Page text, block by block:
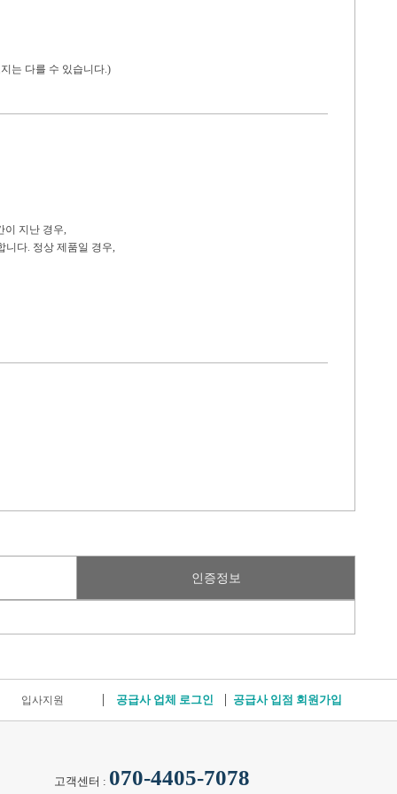
는 다를 수 있습니다.)
이 지난 경우,
다. 정상 제품일 경우,
인증정보
입사지원 공급사 업체 로그인 공급사 입점 회원가입
고객센터 : 070-4405-7078